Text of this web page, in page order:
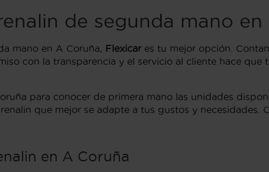
de segunda mano
mano en A Coruña, Flexicares tu mejor opción.
con la transparencia y el servicio al cliente hace
para conocer de primera mano las unidades
que mejor se adapte a tus gustos y necesidades.
en A Coruña